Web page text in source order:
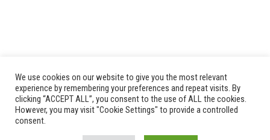
© 2026 Alle rechten voorbehouden door Bredenhof |
We use cookies on our website to give you the most relevant
experience by remembering your preferences and repeat visits. By
clicking “ACCEPT ALL”, you consent to the use of ALL the cookies.
However, you may visit "Cookie Settings" to provide a controlled
consent.